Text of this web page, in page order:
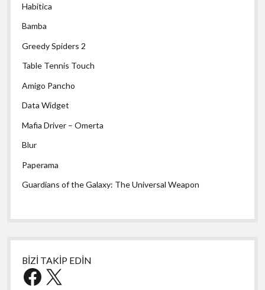
Habitica
Bamba
Greedy Spiders 2
Table Tennis Touch
Amigo Pancho
Data Widget
Mafia Driver – Omerta
Blur
Paperama
Guardians of the Galaxy: The Universal Weapon
BİZİ TAKİP EDİN
Facebook
X